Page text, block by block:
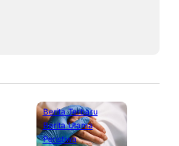
Berita Terbaru
Berita Utama
Peristiwa